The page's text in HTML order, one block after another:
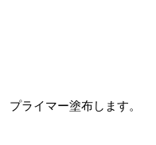
プライマー塗布します。